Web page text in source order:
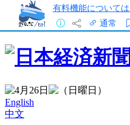
有料機能については
通常